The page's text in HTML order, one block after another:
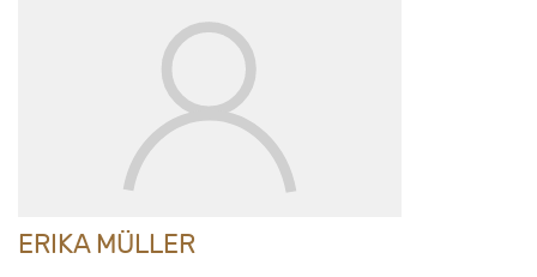
ERIKA MÜLLER